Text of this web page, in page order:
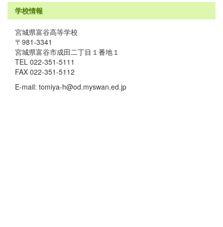
学校情報
宮城県富谷高等学校
〒981-3341
宮城県富谷市成田二丁目１番地１
TEL 022-351-5111
FAX 022-351-5112
E-mail: tomiya-h@od.myswan.ed.jp